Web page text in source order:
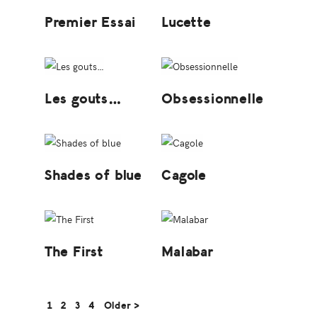
Premier Essai Lucette
Les gouts… Obsessionnelle
Shades of blue Cagole
The First Malabar
Page
1 Page
2 Page
3 Page
4 Older >